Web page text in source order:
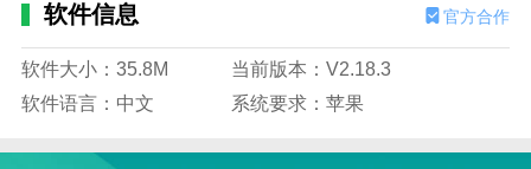
软件信息 官方合作
软件大小：35.8M
当前版本：V2.18.3
软件语言：中文
系统要求：苹果